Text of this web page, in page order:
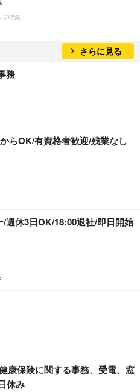
プ特集
さらに見る
務
らOK/有資格者歓迎/残業なし
週休3日OK/18:00退社/即日開始
康保険に関する事務、受電、窓
休み